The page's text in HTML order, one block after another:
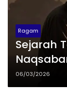
Ragam
Sejarah
Indonesia
06/03/2026